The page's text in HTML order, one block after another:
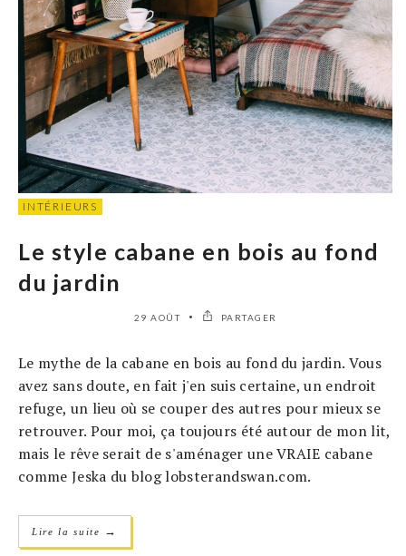
INTÉRIEURS
Le style cabane en bois au fond
du jardin
29 AOÛT PARTAGER
Le mythe de la cabane en bois au fond du jardin. Vous
avez sans doute, en fait j'en suis certaine, un endroit
refuge, un lieu où se couper des autres pour mieux se
retrouver. Pour moi, ça toujours été autour de mon lit,
mais le rêve serait de s'aménager une VRAIE cabane
comme Jeska du blog lobsterandswan.com.
Lire la suite →